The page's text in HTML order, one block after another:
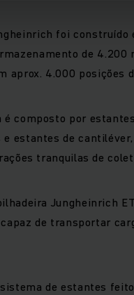
foi
de 4.200
aprox. 4.000 posições
composto por
estantes de
tranquilas de
Jungheinrich
de transportar
de estantes